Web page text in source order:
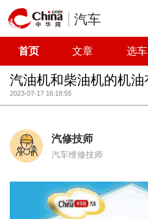
汽车
首页 文章 选车
汽油机和柴油机的机油
2023-07-17 16:18:55
汽修技师
汽车维修技师